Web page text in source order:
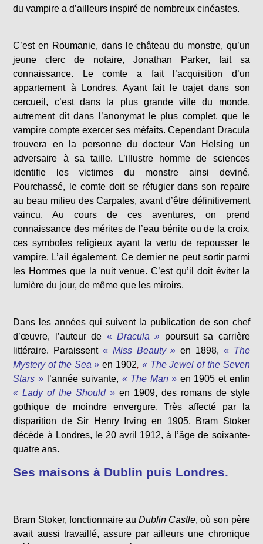
du vampire a d’ailleurs inspiré de nombreux cinéastes.
C’est en Roumanie, dans le château du monstre, qu’un
jeune clerc de notaire, Jonathan Parker, fait sa
connaissance. Le comte a fait l’acquisition d’un
appartement à Londres. Ayant fait le trajet dans son
cercueil, c’est dans la plus grande ville du monde,
autrement dit dans l’anonymat le plus complet, que le
vampire compte exercer ses méfaits. Cependant Dracula
trouvera en la personne du docteur Van Helsing un
adversaire à sa taille. L’illustre homme de sciences
identifie les victimes du monstre ainsi deviné.
Pourchassé, le comte doit se réfugier dans son repaire
au beau milieu des Carpates, avant d’être définitivement
vaincu. Au cours de ces aventures, on prend
connaissance des mérites de l’eau bénite ou de la croix,
ces symboles religieux ayant la vertu de repousser le
vampire. L’ail également. Ce dernier ne peut sortir parmi
les Hommes que la nuit venue. C’est qu’il doit éviter la
lumière du jour, de même que les miroirs.
Dans les années qui suivent la publication de son chef
d’œuvre, l’auteur de «Dracula » poursuit sa carrière
littéraire. Paraissent« Miss Beauty » en 1898, « The
Mystery of the Sea » en 1902, « The Jewel of the Seven
Stars »l’année suivante, « The Man » en 1905 et enfin
«Lady of the Should » en 1909, des romans de style
gothique de moindre envergure. Très affecté par la
disparition de Sir Henry Irving en 1905, Bram Stoker
décède à Londres, le 20 avril 1912, à l’âge de soixante-
quatre ans.
Ses maisons à Dublin puis Londres.
Bram Stoker, fonctionnaire au Dublin Castle, où son père
avait aussi travaillé, assure par ailleurs une chronique